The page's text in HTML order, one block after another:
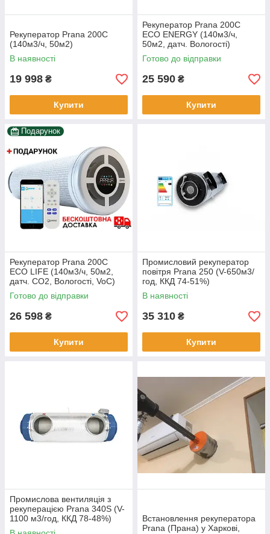
Рекуператор Prana 200C
(140м3/ч, 50м2)
В наявності
19 998 ₴
Купити
Рекуператор Prana 200C
ECO ENERGY (140м3/ч,
50м2, датч. Вологості)
Готово до відправки
25 590 ₴
Купити
Подарунок
Рекуператор Prana 200C
ECO LIFE (140м3/ч, 50м2,
датч. CO2, Вологості, VoC)
Готово до відправки
26 598 ₴
Купити
Промисловий рекуператор
повітря Prana 250 (V-650м3/
год, ККД 74-51%)
В наявності
35 310 ₴
Купити
Промислова вентиляція з
рекуперацією Prana 340S (V-
1100 м3/год, ККД 78-48%)
Встановлення рекуператора
Prana (Прана) у Харкові,